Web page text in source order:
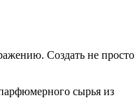
Создать не просто
сырья из